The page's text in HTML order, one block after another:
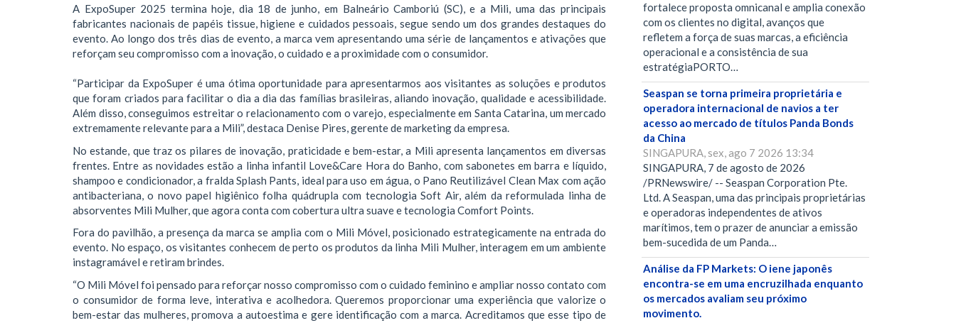
A ExpoSuper 2025 termina hoje, dia 18 de junho, em Balneário Camboriú (SC), e a Mili, uma das principais
fabricantes nacionais de papéis tissue, higiene e cuidados pessoais, segue sendo um dos grandes destaques do
evento. Ao longo dos três dias de evento, a marca vem apresentando uma série de lançamentos e ativações que
reforçam seu compromisso com a inovação, o cuidado e a proximidade com o consumidor.
“Participar da ExpoSuper é uma ótima oportunidade para apresentarmos aos visitantes as soluções e produtos
que foram criados para facilitar o dia a dia das famílias brasileiras, aliando inovação, qualidade e acessibilidade.
Além disso, conseguimos estreitar o relacionamento com o varejo, especialmente em Santa Catarina, um mercado
extremamente relevante para a Mili”, destaca Denise Pires, gerente de marketing da empresa.
No estande, que traz os pilares de inovação, praticidade e bem-estar, a Mili apresenta lançamentos em diversas
frentes. Entre as novidades estão a linha infantil Love&Care Hora do Banho, com sabonetes em barra e líquido,
shampoo e condicionador, a fralda Splash Pants, ideal para uso em água, o Pano Reutilizável Clean Max com ação
antibacteriana, o novo papel higiênico folha quádrupla com tecnologia Soft Air, além da reformulada linha de
absorventes Mili Mulher, que agora conta com cobertura ultra suave e tecnologia Comfort Points.
Fora do pavilhão, a presença da marca se amplia com o Mili Móvel, posicionado estrategicamente na entrada do
evento. No espaço, os visitantes conhecem de perto os produtos da linha Mili Mulher, interagem em um ambiente
instagramável e retiram brindes.
“O Mili Móvel foi pensado para reforçar nosso compromisso com o cuidado feminino e ampliar nosso contato com
o consumidor de forma leve, interativa e acolhedora. Queremos proporcionar uma experiência que valorize o
bem-estar das mulheres, promova a autoestima e gere identificação com a marca. Acreditamos que esse tipo de
fortalece proposta omnicanal e amplia conexão
com os clientes no digital, avanços que
refletem a força de suas marcas, a eficiência
operacional e a consistência de sua
estratégiaPORTO…
Seaspan se torna primeira proprietária e
operadora internacional de navios a ter
acesso ao mercado de títulos Panda Bonds
da China
SINGAPURA, sex, ago 7 2026 13:34
SINGAPURA, 7 de agosto de 2026
/PRNewswire/ -- Seaspan Corporation Pte.
Ltd. A Seaspan, uma das principais proprietárias
e operadoras independentes de ativos
marítimos, tem o prazer de anunciar a emissão
bem-sucedida de um Panda…
Análise da FP Markets: O iene japonês
encontra-se em uma encruzilhada enquanto
os mercados avaliam seu próximo
movimento.